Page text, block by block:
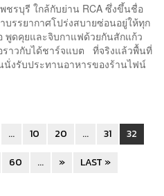
ชรบุรี ใกล้กับย่าน RCA ซึ่งขึ้นชื่อ
บรรยากาศโปร่งสบายซ่อนอยู่ให้ทุก
พูดคุยและจิบกาแฟด้วยกันสักแก้ว
ราวกับได้ชาร์จแบต ที่จริงแล้วพื้นที่
นั่งรับประทานอาหารของร้านไฟน์
... 10 20 ... 31
32
60 ... » LAST »